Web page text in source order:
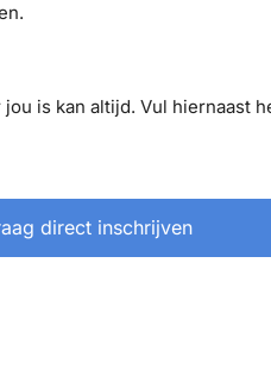
is kan altijd. Vul hiernaast
direct inschrijven